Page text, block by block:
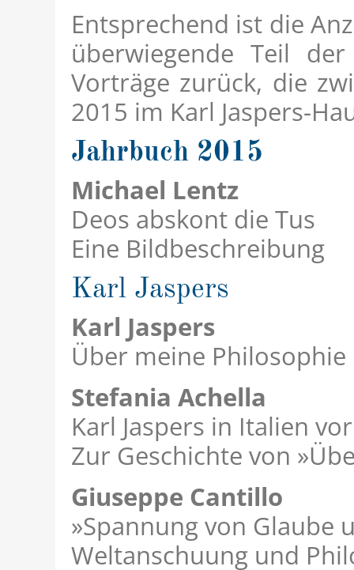
Entsprechend ist die
überwiegende Teil
Vorträge zurück, die
2015 im Karl Jaspers-
Jahrbuch 2015
Michael Lentz
Deos abskont die Tus
Eine Bildbeschreibung
Karl Jaspers
Karl Jaspers
Über meine Philosophie
Stefania Achella
Karl Jaspers in Italien
Zur Geschichte von
Giuseppe Cantillo
»Spannung von Glaube
Weltanschuung und